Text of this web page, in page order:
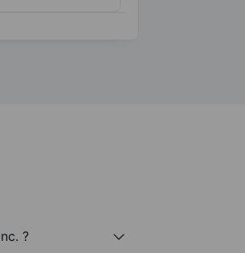
?